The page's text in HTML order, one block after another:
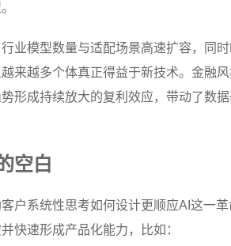
业模型数量与适配场景高速扩容，同
来越多个体真正得益于新技术。金融
形成持续放大的复利效应，带动了数
空白
户系统性思考如何设计更顺应AI这一
快速形成产品化能力，比如：